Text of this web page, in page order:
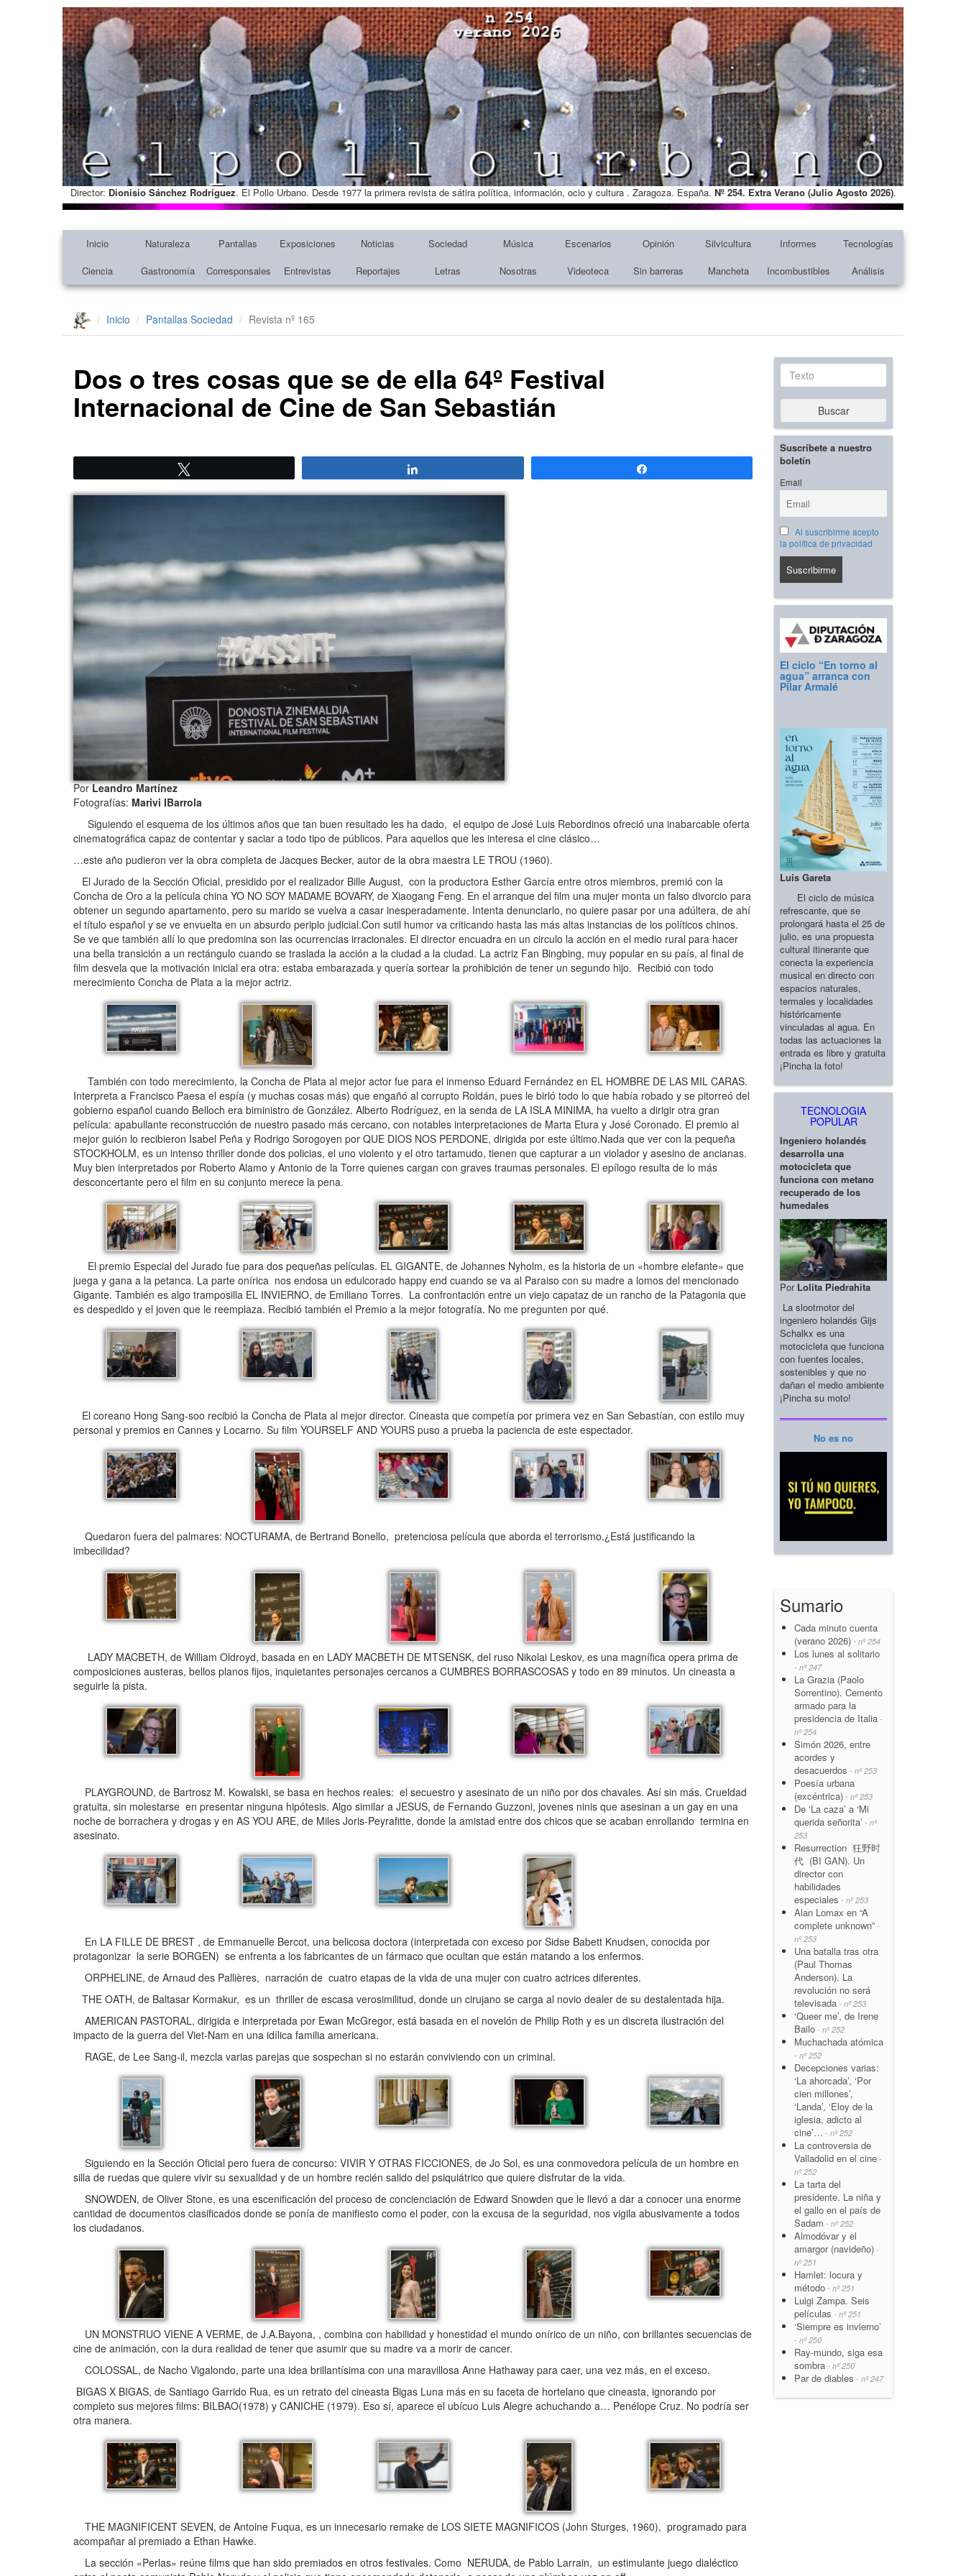
Director: Dionisio Sánchez Rodríguez. El Pollo Urbano. Desde 1977 la primera revista de sátira política, información, ocio y cultura . Zaragoza. España. Nº 254. Extra Verano (Julio Agosto 2026).
Inicio Naturaleza Pantallas Exposiciones Noticias Sociedad Música Escenarios Opinión Silvicultura Informes
Tecnologías
Ciencia
Gastronomía Corresponsales Entrevistas Reportajes Letras Nosotras Videoteca Sin barreras Mancheta Incombustibles Análisis
Inicio Pantallas Sociedad Revista nº 165
Dos o tres cosas que se de ella 64º Festival
Internacional de Cine de San Sebastián
PorLeandro Martínez
Fotografías: Marivi IBarrola
Siguiendo el esquema de los últimos años que tan buen resultado les ha dado, el equipo de José Luis Rebordinos ofreció una inabarcable oferta
cinematográfica capaz de contentar y saciar a todo tipo de públicos. Para aquellos que les interesa el cine clásico…
…este año pudieron ver la obra completa de Jacques Becker, autor de la obra maestra LE TROU (1960).
El Jurado de la Sección Oficial, presidido por el realizador Bille August, con la productora Esther García entre otros miembros, premió con la
Concha de Oro a la película china YO NO SOY MADAME BOVARY, de Xiaogang Feng. En el arranque del film una mujer monta un falso divorcio para
obtener un segundo apartamento, pero su marido se vuelva a casar inesperadamente. Intenta denunciarlo, no quiere pasar por una adúltera, de ahí
el título español y se ve envuelta en un absurdo periplo judicial.Con sutil humor va criticando hasta las más altas instancias de los políticos chinos.
Se ve que también allí lo que predomina son las ocurrencias irracionales. El director encuadra en un circulo la acción en el medio rural para hacer
una bella transición a un rectángulo cuando se traslada la acción a la ciudad a la ciudad. La actriz Fan Bingbing, muy popular en su país, al final de
film desvela que la motivación inicial era otra: estaba embarazada y quería sortear la prohibición de tener un segundo hijo. Recibió con todo
merecimiento Concha de Plata a la mejor actriz.
También con todo merecimiento, la Concha de Plata al mejor actor fue para el inmenso Eduard Fernández en EL HOMBRE DE LAS MIL CARAS.
Interpreta a Francisco Paesa el espía (y muchas cosas más) que engañó al corrupto Roldán, pues le birló todo lo que había robado y se pitorreó del
gobierno español cuando Belloch era biministro de González. Alberto Rodríguez, en la senda de LA ISLA MINIMA, ha vuelto a dirigir otra gran
película: apabullante reconstrucción de nuestro pasado más cercano, con notables interpretaciones de Marta Etura y José Coronado. El premio al
mejor guión lo recibieron Isabel Peña y Rodrigo Sorogoyen por QUE DIOS NOS PERDONE, dirigida por este último.Nada que ver con la pequeña
STOCKHOLM, es un intenso thriller donde dos policias, el uno violento y el otro tartamudo, tienen que capturar a un violador y asesino de ancianas.
Muy bien interpretados por Roberto Alamo y Antonio de la Torre quienes cargan con graves traumas personales. El epílogo resulta de lo más
desconcertante pero el film en su conjunto merece la pena.
El premio Especial del Jurado fue para dos pequeñas películas. EL GIGANTE, de Johannes Nyholm, es la historia de un «hombre elefante» que
juega y gana a la petanca. La parte onírica nos endosa un edulcorado happy end cuando se va al Paraiso con su madre a lomos del mencionado
Gigante. También es algo tramposilla EL INVIERNO, de Emiliano Torres. La confrontación entre un viejo capataz de un rancho de la Patagonia que
es despedido y el joven que le reemplaza. Recibió también el Premio a la mejor fotografía. No me pregunten por qué.
El coreano Hong Sang-soo recibió la Concha de Plata al mejor director. Cineasta que competía por primera vez en San Sebastían, con estilo muy
personal y premios en Cannes y Locarno. Su film YOURSELF AND YOURS puso a prueba la paciencia de este espectador.
Quedaron fuera del palmares: NOCTURAMA, de Bertrand Bonello, pretenciosa película que aborda el terrorismo.¿Está justificando la
imbecilidad?
LADY MACBETH, de William Oldroyd, basada en en LADY MACBETH DE MTSENSK, del ruso Nikolai Leskov, es una magnífica opera prima de
composiciones austeras, bellos planos fijos, inquietantes personajes cercanos a CUMBRES BORRASCOSAS y todo en 89 minutos. Un cineasta a
seguirle la pista.
PLAYGROUND, de Bartrosz M. Kowalski, se basa en hechos reales: el secuestro y asesinato de un niño por dos chavales. Así sin más. Crueldad
gratuita, sin molestarse en presentar ninguna hipótesis. Algo similar a JESUS, de Fernando Guzzoni, jovenes ninis que asesinan a un gay en una
noche de borrachera y drogas y en AS YOU ARE, de Miles Joris-Peyrafitte, donde la amistad entre dos chicos que se acaban enrollando termina en
asesinato.
En LA FILLE DE BREST , de Emmanuelle Bercot, una belicosa doctora (interpretada con exceso por Sidse Babett Knudsen, conocida por
protagonizar la serie BORGEN) se enfrenta a los fabricantes de un fármaco que ocultan que están matando a los enfermos.
ORPHELINE, de Arnaud des Pallières, narración de cuatro etapas de la vida de una mujer con cuatro actrices diferentes.
THE OATH, de Baltasar Kormakur, es un thriller de escasa verosimilitud, donde un cirujano se carga al novio dealer de su destalentada hija.
AMERICAN PASTORAL, dirigida e interpretada por Ewan McGregor, está basada en el novelón de Philip Roth y es un discreta ilustración del
impacto de la guerra del Viet-Nam en una idílica familia americana.
RAGE, de Lee Sang-il, mezcla varias parejas que sospechan si no estarán conviviendo con un criminal.
Siguiendo en la Sección Oficial pero fuera de concurso: VIVIR Y OTRAS FICCIONES, de Jo Sol, es una conmovedora película de un hombre en
silla de ruedas que quiere vivir su sexualidad y de un hombre recién salido del psiquiátrico que quiere disfrutar de la vida.
SNOWDEN, de Oliver Stone, es una escenificación del proceso de concienciación de Edward Snowden que le llevó a dar a conocer una enorme
cantidad de documentos clasificados donde se ponía de manifiesto como el poder, con la excusa de la seguridad, nos vigila abusivamente a todos
los ciudadanos.
UN MONSTRUO VIENE A VERME, de J.A.Bayona, , combina con habilidad y honestidad el mundo onírico de un niño, con brillantes secuencias de
cine de animación, con la dura realidad de tener que asumir que su madre va a morir de cancer.
COLOSSAL, de Nacho Vigalondo, parte una idea brillantísima con una maravillosa Anne Hathaway para caer, una vez más, en el exceso.
BIGAS X BIGAS, de Santiago Garrido Rua, es un retrato del cineasta Bigas Luna más en su faceta de hortelano que cineasta, ignorando por
completo sus mejores films: BILBAO(1978) y CANICHE (1979). Eso sí, aparece el ubícuo Luis Alegre achuchando a… Penélope Cruz. No podría ser
otra manera.
THE MAGNIFICENT SEVEN, de Antoine Fuqua, es un innecesario remake de LOS SIETE MAGNIFICOS (John Sturges, 1960), programado para
acompañar al premiado a Ethan Hawke.
La sección «Perlas» reúne films que han sido premiados en otros festivales. Como NERUDA, de Pablo Larrain, un estimulante juego dialéctico
Texto
Buscar
Suscríbete a nuestro
boletín
Email
Al suscribirme acepto
la política de privacidad
El ciclo “En torno al
agua” arranca con
Pilar Armalé
Luis Gareta
El ciclo de música
refrescante, que se
prolongará hasta el 25 de
julio, es una propuesta
cultural itinerante que
conecta la experiencia
musical en directo con
espacios naturales,
termales y localidades
históricamente
vinculadas al agua. En
todas las actuaciones la
entrada es libre y gratuita
¡Pincha la foto!
TECNOLOGIA
POPULAR
Ingeniero holandés
desarrolla una
motocicleta que
funciona con metano
recuperado de los
humedales
Por Lolita Piedrahita
La slootmotor del
ingeniero holandés Gijs
Schalkx es una
motocicleta que funciona
con fuentes locales,
sostenibles y que no
dañan el medio ambiente
¡Pincha su moto!
No es no
Sumario
Cada minuto cuenta
(verano 2026) - nº 254
Los lunes al solitario
- nº 247
La Grazia (Paolo
Sorrentino). Cemento
armado para la
presidencia de Italia -
nº 254
Simón 2026, entre
acordes y
desacuerdos - nº 253
Poesía urbana
(excéntrica) - nº 253
De ‘La caza’ a ‘Mi
querida señorita’ - nº
253
Resurrection 狂野时
代 (BI GAN). Un
director con
habilidades
especiales - nº 253
Alan Lomax en “A
complete unknown” -
nº 253
Una batalla tras otra
(Paul Thomas
Anderson). La
revolución no será
televisada - nº 253
‘Queer me’, de Irene
Bailo - nº 252
Muchachada atómica
- nº 252
Decepciones varias:
‘La ahorcada’, ‘Por
cien millones’,
‘Landa’, ‘Eloy de la
iglesia, adicto al
cine’… - nº 252
La controversia de
Valladolid en el cine -
nº 252
La tarta del
presidente. La niña y
el gallo en el país de
Sadam - nº 252
Almodóvar y el
amargor (navideño) -
nº 251
Hamlet: locura y
método - nº 251
Luigi Zampa. Seis
películas - nº 251
‘Siempre es invierno’
- nº 250
Ray-mundo, siga esa
sombra - nº 250
Par de diables - nº 247